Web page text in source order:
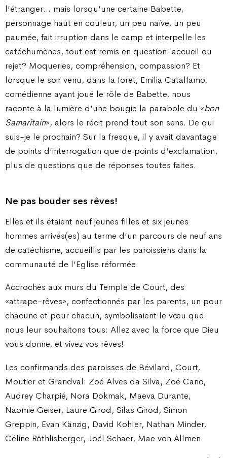
l’étranger… mais lorsqu’une certaine Babette,
personnage haut en couleur, un peu naïve, un peu
paumée, fait irruption dans le camp et interpelle les
catéchumènes, tout est remis en question: accueil ou
rejet? Moqueries, compréhension, compassion? Et
lorsque le soir venu, dans la forêt, Emilia Catalfamo,
comédienne ayant joué le rôle de Babette, nous
raconte à la lumière d’une bougie la parabole du «bon
Samaritain», alors le récit prend tout son sens. De qui
suis-je le prochain? Sur la fresque, il y avait davantage
de points d’interrogation que de points d’exclamation,
plus de questions que de réponses toutes faites.
Ne pas bouder ses rêves!
Elles et ils étaient neuf jeunes filles et six jeunes
hommes arrivés(es) au terme d’un parcours de neuf ans
de catéchisme, accueillis par les paroissiens dans la
communauté de l’Eglise réformée.
Accrochés aux murs du Temple de Court, des
«attrape-rêves», confectionnés par les parents, un pour
chacune et pour chacun, symbolisaient le vœu que
nous leur souhaitons tous: Allez avec la force que Dieu
vous donne, et vivez vos rêves!
Les confirmands des paroisses de Bévilard, Court,
Moutier et Grandval: Zoé Alves da Silva, Zoé Cano,
Audrey Charpié, Nora Dokmak, Maeva Durante,
Naomie Geiser, Laure Girod, Silas Girod, Simon
Greppin, Evan Känzig, David Kohler, Nathan Minder,
Céline Röthlisberger, Joël Schaer, Mae von Allmen.